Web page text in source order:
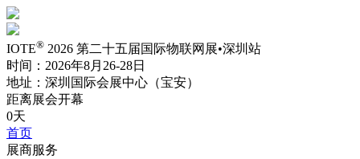
IOTE® 2026 第二十五届国际物联网展•深圳站
时间：2026年8月26-28日
地址：深圳国际会展中心（宝安）
距离展会开幕
0天
首页
展商服务